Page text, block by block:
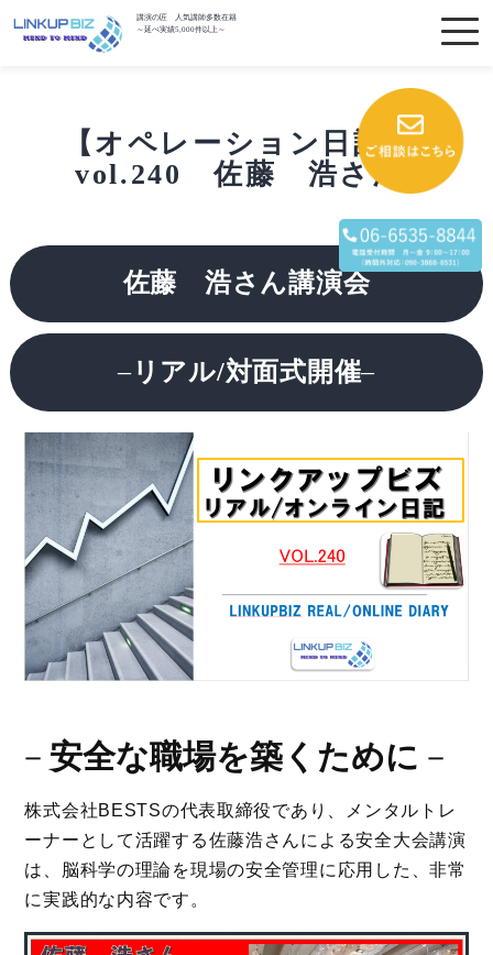
講演の匠 人気講師多数在籍
～延べ実績5,000件以上～
【オペレーション日記】
vol.240 佐藤 浩さん
佐藤 浩さん講演会
–リアル/対面式開催–
－ 安全な職場を築くために －
株式会社BESTSの代表取締役であり、メンタルトレ
ーナーとして活躍する佐藤浩さんによる安全大会講演
は、脳科学の理論を現場の安全管理に応用した、非常
に実践的な内容です。